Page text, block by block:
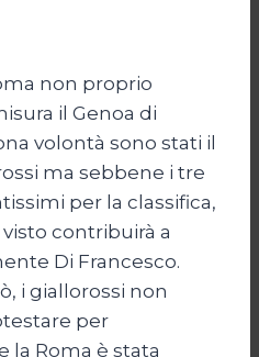
non proprio
il Genoa di
volontà sono stati il
ma sebbene i tre
per la classifica,
contribuirà a
Di Francesco.
i giallorossi non
per
la Roma è stata